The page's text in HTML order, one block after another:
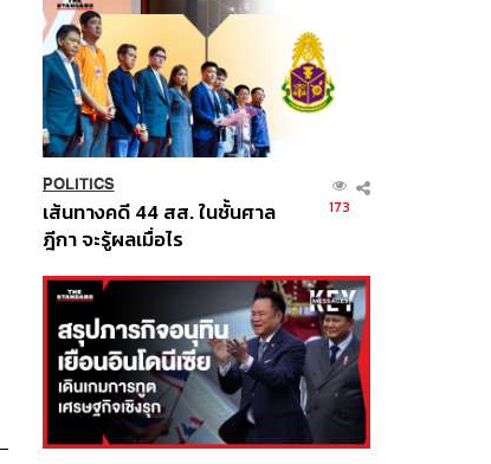
POLITICS
เส้นทางคดี 44 สส. ในชั้นศาล
ฎีกา จะรู้ผลเมื่อไร
173